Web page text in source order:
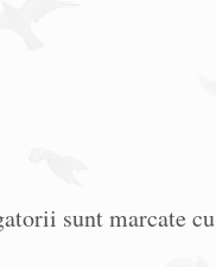
sunt marcate cu